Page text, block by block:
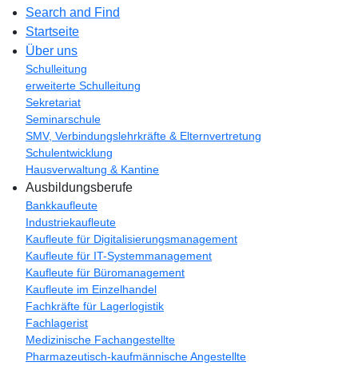
Search and Find
Startseite
Über uns
Schulleitung
erweiterte Schulleitung
Sekretariat
Seminarschule
SMV, Verbindungslehrkräfte & Elternvertretung
Schulentwicklung
Hausverwaltung & Kantine
Ausbildungsberufe
Bankkaufleute
Industriekaufleute
Kaufleute für Digitalisierungsmanagement
Kaufleute für IT-Systemmanagement
Kaufleute für Büromanagement
Kaufleute im Einzelhandel
Fachkräfte für Lagerlogistik
Fachlagerist
Medizinische Fachangestellte
Pharmazeutisch-kaufmännische Angestellte